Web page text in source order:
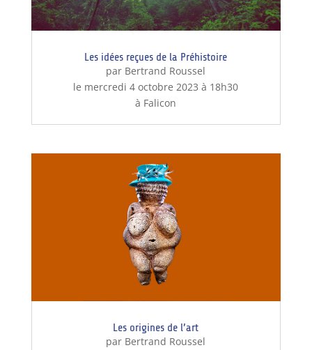
Les idées reçues de la Préhistoire
par Bertrand Roussel
le mercredi 4 octobre 2023 à 18h30
à Falicon
Les origines de l’art
par Bertrand Roussel